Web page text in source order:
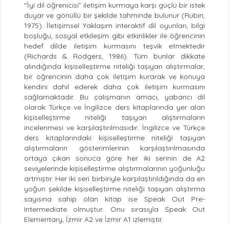
“İyi dil öğrenicisi” iletişim kurmaya karşı güçlü bir istek
duyar ve gönüllü bir şekilde tahminde bulunur (Rubin,
1975). İletişimsel Yaklaşım interaktif dil oyunları, bilgi
boşluğu, sosyal etkileşim gibi etkinlikler ile öğrencinin
hedef dilde iletişim kurmasını teşvik etmektedir
(Richards & Rodgers, 1986). Tüm bunlar dikkate
alındığında kişiselleştirme niteliği taşıyan alıştırmalar,
bir öğrencinin daha çok iletişim kurarak ve konuya
kendini dahil ederek daha çok iletişim kurmasını
sağlamaktadır. Bu çalışmanın amacı, yabancı dil
olarak Türkçe ve İngilizce ders kitaplarında yer alan
kişiselleştirme niteliği taşıyan alıştırmaların
incelenmesi ve karşılaştırılmasıdır. İngilizce ve Türkçe
ders kitaplarındaki kişiselleştirme niteliği taşıyan
alıştırmaların gösterimlerinin karşılaştırılmasında
ortaya çıkan sonuca göre her iki serinin de A2
seviyelerinde kişiselleştirme alıştırmalarının yoğunluğu
artmıştır. Her iki seri birbiriyle karşılaştırıldığında da en
yoğun şekilde kişiselleştirme niteliği taşıyan alıştırma
sayısına sahip olan kitap ise Speak Out Pre-
Intermediate olmuştur. Onu sırasıyla Speak Out
Elementary, İzmir A2 ve İzmir A1 izlemiştir.